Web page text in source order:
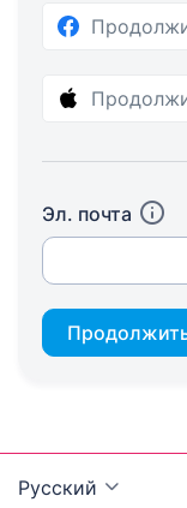
Эл. почта
Русский